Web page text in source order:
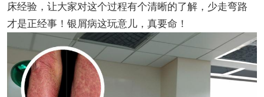
床经验，让大家对这个过程有个清晰的了解，少走弯路
才是正经事！银屑病这玩意儿，真要命！